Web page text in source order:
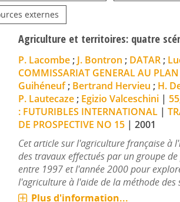
externes
Agriculture et territoires: quatre
P. Lacombe; J. Bontron ; DATAR;
COMMISSARIAT GENERAL AU PLAN
Guihéneuf; Bertrand Hervieu ; H.
P. Lautecaze; Egizio Valceschini |
: FUTURIBLES INTERNATIONAL|
DE PROSPECTIVE NO 15| 2001
Cet article sur l'agriculture française à
des travaux effectués par un groupe
entre 1997 et l'année 2000 pour
l'agriculture à l'aide de la méthode des
Plus d'information...